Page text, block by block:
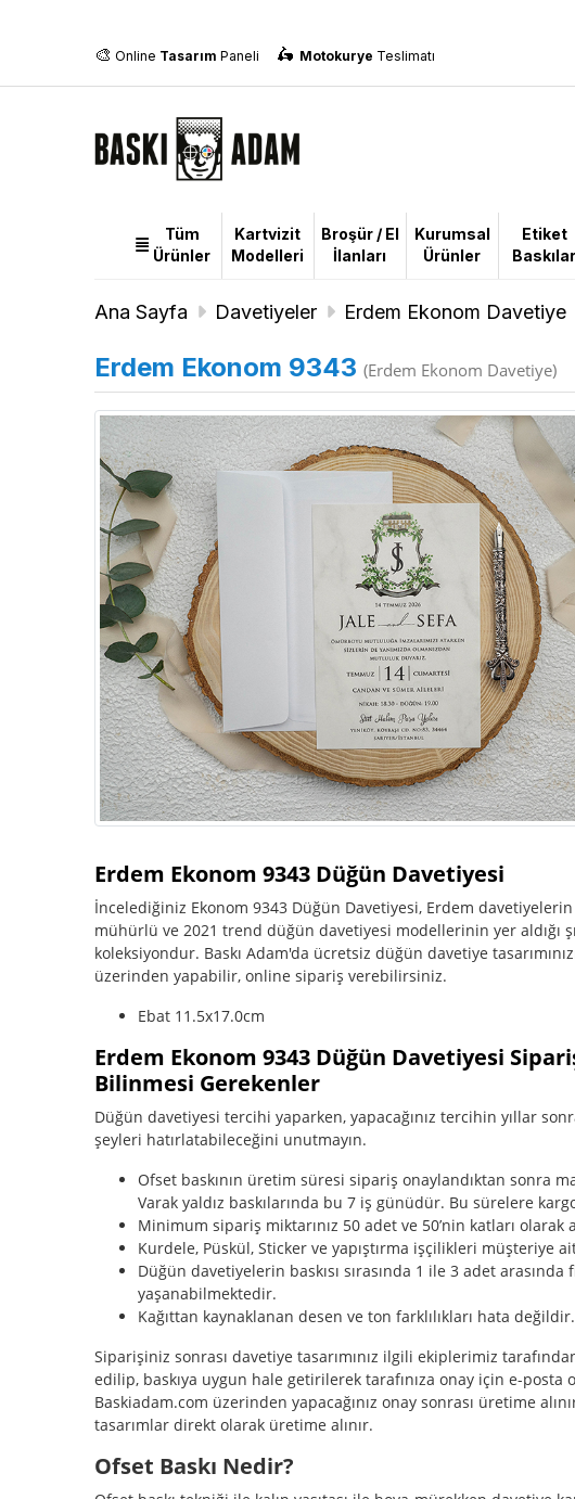
🎨 Online Tasarım Paneli 🛵 Motokurye Teslimatı
Tüm
Ürünler
Tüm
Ürünler
Kartvizit
Modelleri
Broşür / El
İlanları
Kurumsal
Ürünler
Etiket
Baskılar
Ana Sayfa Davetiyeler Erdem Ekonom Davetiye
Erdem Ekonom 9343 (Erdem Ekonom Davetiye)
Erdem Ekonom 9343 Düğün Davetiyesi
İncelediğiniz Ekonom 9343 Düğün Davetiyesi, Erdem davetiyelerin
mühürlü ve 2021 trend düğün davetiyesi modellerinin yer aldığı
koleksiyondur. Baskı Adam'da ücretsiz düğün davetiye
üzerinden yapabilir, online sipariş verebilirsiniz.
Ebat 11.5x17.0cm
Erdem Ekonom 9343 Düğün Davetiyesi
Bilinmesi Gerekenler
Düğün davetiyesi tercihi yaparken, yapacağınız tercihin yıllar
şeyleri hatırlatabileceğini unutmayın.
Ofset baskının üretim süresi sipariş onaylandıktan sonra
Varak yaldız baskılarında bu 7 iş günüdür. Bu sürelere
Minimum sipariş miktarınız 50 adet ve 50’nin katları olarak
Kurdele, Püskül, Sticker ve yapıştırma işçilikleri müşteriye
Düğün davetiyelerin baskısı sırasında 1 ile 3 adet arasında
yaşanabilmektedir.
Kağıttan kaynaklanan desen ve ton farklılıkları hata değildir.
Siparişiniz sonrası davetiye tasarımınız ilgili ekiplerimiz
edilip, baskıya uygun hale getirilerek tarafınıza onay için e-posta
Baskiadam.com üzerinden yapacağınız onay sonrası üretime
tasarımlar direkt olarak üretime alınır.
Ofset Baskı Nedir?